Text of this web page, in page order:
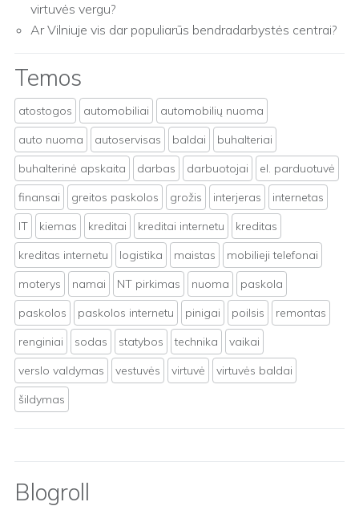
virtuvės vergu?
Ar Vilniuje vis dar populiarūs bendradarbystės centrai?
Temos
atostogos automobiliai
automobilių nuoma
auto nuoma
autoservisas baldai
buhalteriai
buhalterinė apskaita
darbas darbuotojai
el. parduotuvė
finansai
greitos paskolos grožis interjeras
internetas
IT
kiemas kreditai kreditai internetu
kreditas
kreditas internetu
logistika maistas
mobilieji telefonai
moterys
namai NT pirkimas nuoma
paskola
paskolos
paskolos internetu pinigai poilsis
remontas
renginiai
sodas statybos technika
vaikai
verslo valdymas
vestuvės virtuvė
virtuvės baldai
šildymas
Blogroll